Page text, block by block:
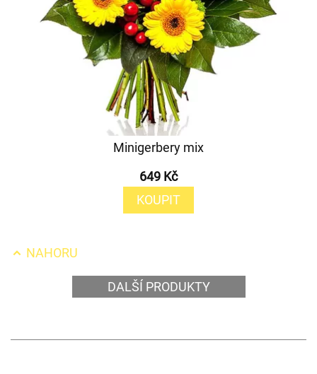
Minigerbery mix
649 Kč
KOUPIT
NAHORU
DALŠÍ PRODUKTY